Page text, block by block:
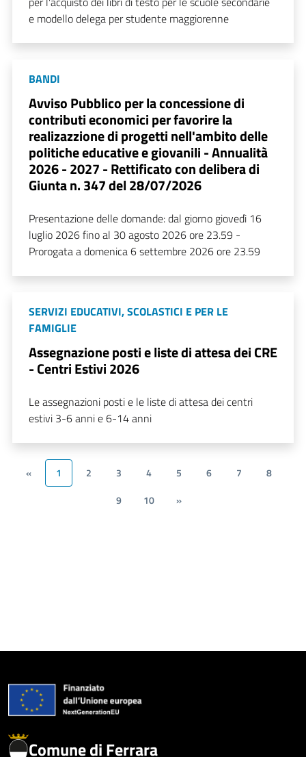
e modello delega per studente maggiorenne
BANDI
Avviso Pubblico per la concessione di
contributi economici per favorire la
realizazzione di progetti nell'ambito delle
politiche educative e giovanili - Annualità
2026 - 2027 - Rettificato con delibera di
Giunta n. 347 del 28/07/2026
Presentazione delle domande: dal giorno giovedì 16
luglio 2026 fino al 30 agosto 2026 ore 23.59 -
Prorogata a domenica 6 settembre 2026 ore 23.59
SERVIZI EDUCATIVI, SCOLASTICI E PER LE
FAMIGLIE
Assegnazione posti e liste di attesa dei CRE
- Centri Estivi 2026
Le assegnazioni posti e le liste di attesa dei centri
estivi 3-6 anni e 6-14 anni
« 1 2 3 4 5 6 7
8
9
10 »
Comune di Ferrara